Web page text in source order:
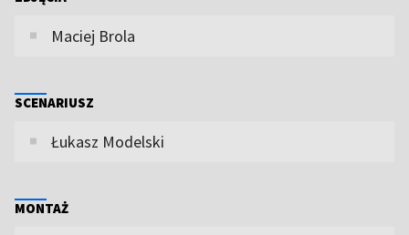
Maciej Brola
SCENARIUSZ
Łukasz Modelski
MONTAŻ